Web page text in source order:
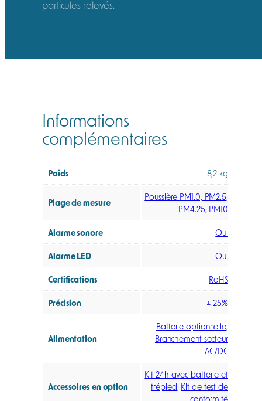
particules relevés.
Informations
complémentaires
Poids 8,2 kg
Plage de mesure
Poussière PM1.0, PM2.5,
PM4.25, PM10
Alarme sonore Oui
Alarme LED Oui
Certifications RoHS
Précision ± 25%
Alimentation
Batterie optionnelle,
Branchement secteur
AC/DC
Accessoires en option
Kit 24h avec batterie et
trépied, Kit de test de